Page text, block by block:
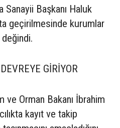
Sanayii Başkanı Haluk
geçirilmesinde kurumlar
GİRİYOR
ve Orman Bakanı İbrahim
kayıt ve takip